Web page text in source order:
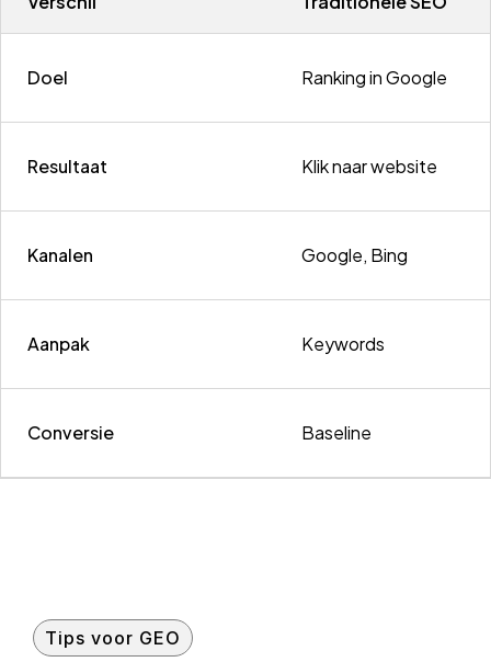
Doel Ranking in Google
Resultaat Klik naar website
Kanalen Google, Bing
Aanpak Keywords
Conversie Baseline
Tips voor GEO